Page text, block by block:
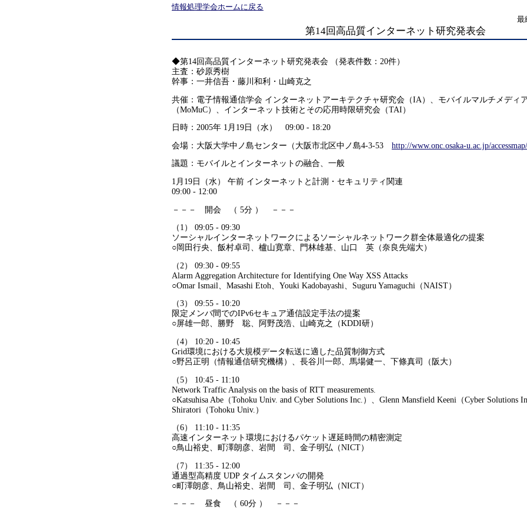
情報処理学会ホームに戻る
最
第14回高品質インターネット研究発表会
◆第14回高品質インターネット研究発表会 （発表件数：20件）
主査：砂原秀樹
幹事：一井信吾・藤川和利・山崎克之
共催：電子情報通信学会 インターネットアーキテクチャ研究会（IA）、モバイルマルチメディ
（MoMuC）、インターネット技術とその応用時限研究会（TAI）
日時：2005年 1月19日（水） 09:00 - 18:20
会場：大阪大学中ノ島センター（大阪市北区中ノ島4-3-53 http://www.onc.osaka-u.ac.jp/
議題：モバイルとインターネットの融合、一般
1月19日（水） 午前 インターネットと計測・セキュリティ関連
09:00 - 12:00
－－－ 開会 （ 5分 ） －－－
（1） 09:05 - 09:30
ソーシャルインターネットワークによるソーシャルネットワーク群全体最適化の提案
○岡田行央、飯村卓司、櫨山寛章、門林雄基、山口 英（奈良先端大）
（2） 09:30 - 09:55
Alarm Aggregation Architecture for Identifying One Way XSS Attacks
○Omar Ismail、Masashi Etoh、Youki Kadobayashi、Suguru Yamaguchi（NAIST）
（3） 09:55 - 10:20
限定メンバ間でのIPv6セキュア通信設定手法の提案
○屏雄一郎、勝野 聡、阿野茂浩、山崎克之（KDDI研）
（4） 10:20 - 10:45
Grid環境における大規模データ転送に適した品質制御方式
○野呂正明（情報通信研究機構）、長谷川一郎、馬場健一、下條真司（阪大）
（5） 10:45 - 11:10
Network Traffic Analysis on the basis of RTT measurements.
○Katsuhisa Abe（Tohoku Univ. and Cyber Solutions Inc.）、Glenn Mansfield Keeni（Cyber Solutions
Shiratori（Tohoku Univ.）
（6） 11:10 - 11:35
高速インターネット環境におけるパケット遅延時間の精密測定
○鳥山裕史、町澤朗彦、岩間 司、金子明弘（NICT）
（7） 11:35 - 12:00
通過型高精度 UDP タイムスタンパの開発
○町澤朗彦、鳥山裕史、岩間 司、金子明弘（NICT）
－－－ 昼食 （ 60分 ） －－－